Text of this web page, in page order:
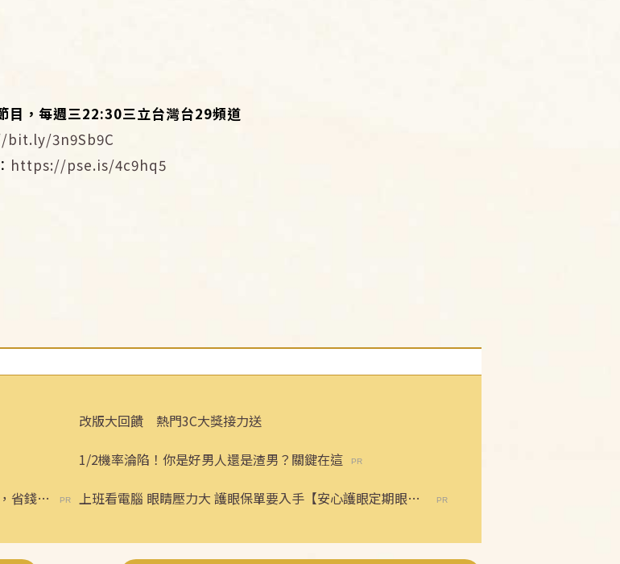
目，每週三22:30三立台灣台29頻道
3n9Sb9C
https://pse.is/4c9hq5
改版大回饋 熱門3C大獎接力送
1/2機率淪陷！你是好男人還是渣男？關鍵在這
省錢更
上班看電腦 眼睛壓力大 護眼保單要入手【安心護眼定期眼睛